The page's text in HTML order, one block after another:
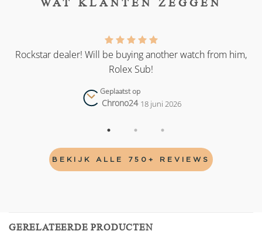
Rockstar dealer! Will be buying another watch from him,
Rolex Sub!
Geplaatst op
Chrono24 18 juni 2026
BEKIJK ALLE 750+ REVIEWS
GERELATEERDE PRODUCTEN